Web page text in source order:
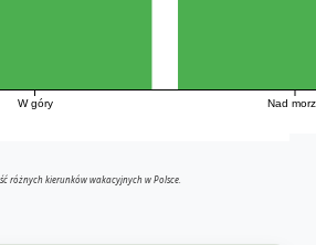
W góry Nad
różnych kierunków wakacyjnych w Polsce.